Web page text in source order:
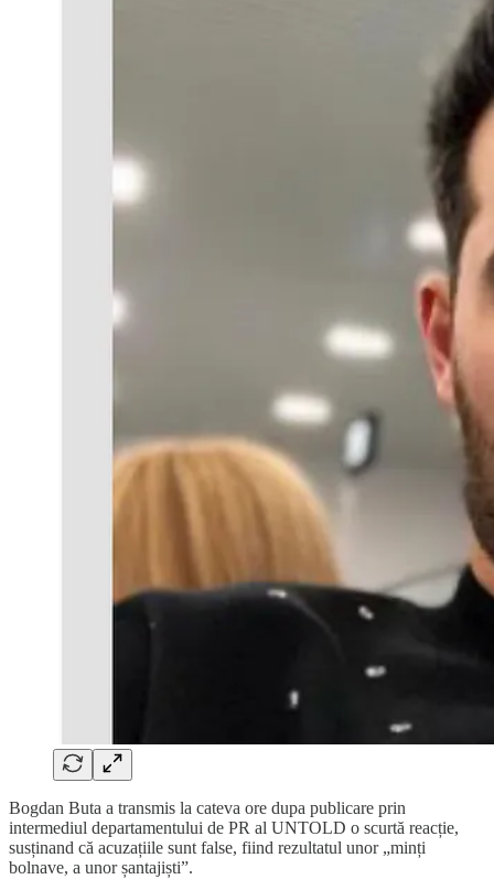
Bogdan Buta a transmis la cateva ore dupa publicare prin
intermediul departamentului de PR al UNTOLD o scurtă reacție,
susținand că acuzațiile sunt false, fiind rezultatul unor „minți
bolnave, a unor șantajiști”.